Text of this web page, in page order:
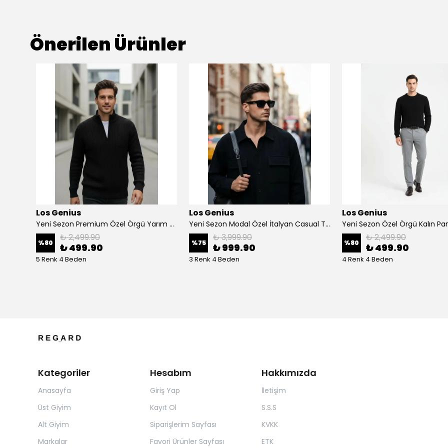
Önerilen Ürünler
Los Genius
Yeni Sezon Premium Özel Örgü Yarım Fermuarlı Sweatshirt
%80 ₺ 2,499.90
₺ 499.90
5 Renk 4 Beden
Los Genius
Yeni Sezon Modal Özel İtalyan Casual Takım
%75 ₺ 3,999.90
₺ 999.90
3 Renk 4 Beden
Los Genius
Yeni Sezon Özel Örgü Kalın
%80 ₺ 2,499.90
₺ 499.90
4 Renk 4 Beden
Kategoriler
Anasayfa
Üst Giyim
Alt Giyim
Markalar
Hesabım
Giriş Yap
Kayıt Ol
Siparişlerim Sayfası
Favori Ürünler Sayfası
Hakkımızda
İletişim
S.S.S
KVKK
ETK